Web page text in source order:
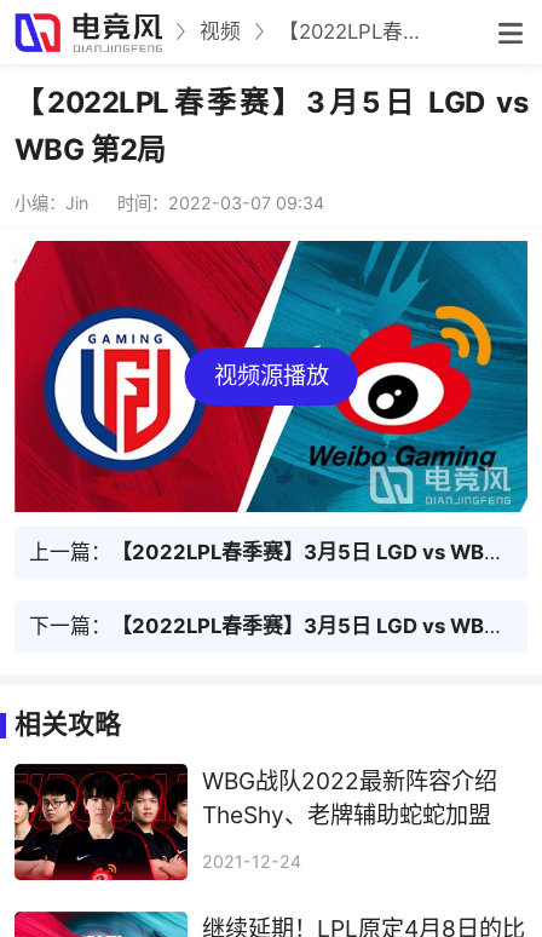
视频 【2022LPL春季赛】3月5日 LGD vs WBG 第2局
【2022LPL春季赛】3月5日 LGD vs
WBG 第2局
小编：Jin 时间：2022-03-07 09:34
视频源播放
上一篇： 【2022LPL春季赛】3月5日 LGD vs WBG 第1局
下一篇： 【2022LPL春季赛】3月5日 LGD vs WBG 第3局
相关攻略
WBG战队2022最新阵容介绍
TheShy、老牌辅助蛇蛇加盟
2021-12-24
继续延期！LPL原定4月8日的比